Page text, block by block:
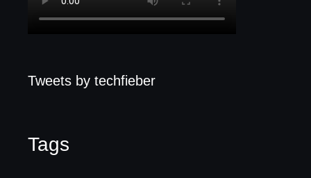
Tweets by techfieber
Tags